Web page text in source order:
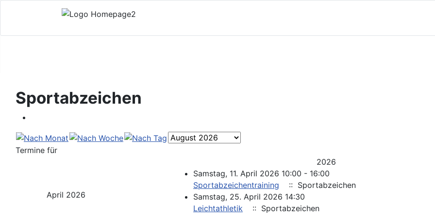
Sportabzeichen
Termine für
2026
April 2026
Samstag, 11. April 2026 10:00 - 16:00
Sportabzeichentraining
:: Sportabzeichen
Samstag, 25. April 2026 14:30
Leichtathletik
:: Sportabzeichen